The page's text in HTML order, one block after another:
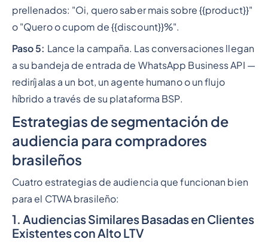
prellenados: "Oi, quero saber mais sobre {{product}}"
o "Quero o cupom de {{discount}}%".
Paso 5: Lance la campaña. Las conversaciones llegan
a su bandeja de entrada de WhatsApp Business API —
rediríjalas a un bot, un agente humano o un flujo
híbrido a través de su plataforma BSP.
Estrategias de segmentación de
audiencia para compradores
brasileños
Cuatro estrategias de audiencia que funcionan bien
para el CTWA brasileño:
1. Audiencias Similares Basadas en Clientes
Existentes con Alto LTV